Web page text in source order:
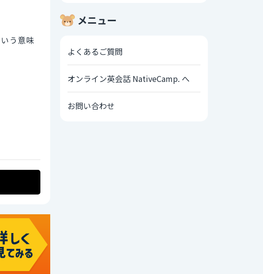
う意味
メニュー
よくあるご質問
オンライン英会話 NativeCamp. へ
お問い合わせ